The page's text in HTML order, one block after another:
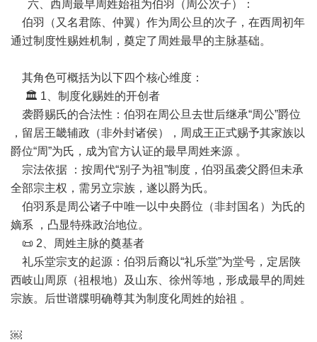
六、西周最早周姓始祖为伯羽（周公次子）：
伯羽（又名君陈、仲翼）作为周公旦的次子，在西周初年
通过制度性赐姓机制，奠定了周姓最早的主脉基础。
其角色可概括为以下四个核心维度：
🏛️ 1、制度化赐姓的开创者
袭爵赐氏的合法性：伯羽在周公旦去世后继承“周公”爵位
，留居王畿辅政（非外封诸侯），周成王正式赐予其家族以
爵位“周”为氏，成为官方认证的最早周姓来源 。
宗法依据 ：按周代“别子为祖”制度，伯羽虽袭父爵但未承
全部宗主权，需另立宗族，遂以爵为氏。
伯羽系是周公诸子中唯一以中央爵位（非封国名）为氏的
嫡系 ，凸显特殊政治地位。
📜 2、周姓主脉的奠基者
礼乐堂宗支的起源：伯羽后裔以“礼乐堂”为堂号，定居陕
西岐山周原（祖根地）及山东、徐州等地，形成最早的周姓
宗族。后世谱牒明确尊其为制度化周姓的始祖 。
￼